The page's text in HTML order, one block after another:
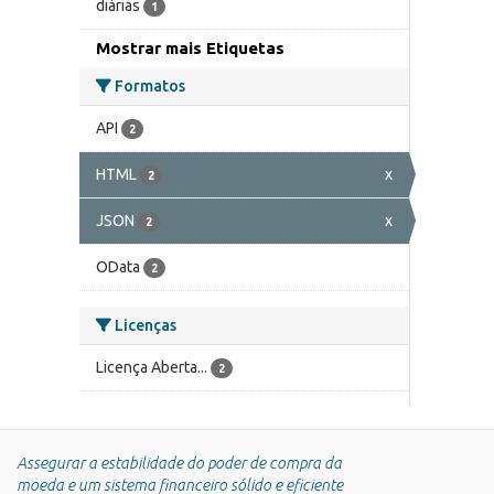
diárias 1
Mostrar mais Etiquetas
Formatos
API 2
HTML 2 x
JSON 2 x
OData 2
Licenças
Licença Aberta... 2
Assegurar a estabilidade do poder de compra da
moeda e um sistema financeiro sólido e eficiente